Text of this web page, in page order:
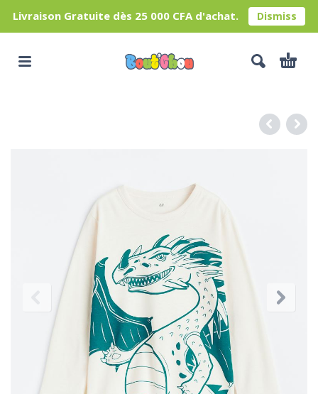
Livraison Gratuite dès 25 000 CFA d'achat. Dismiss